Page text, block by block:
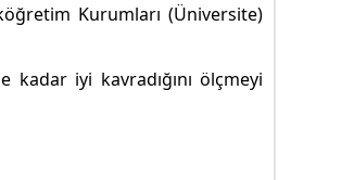
Kurumları (Üniversite)
kadar iyi kavradığını ölçmeyi